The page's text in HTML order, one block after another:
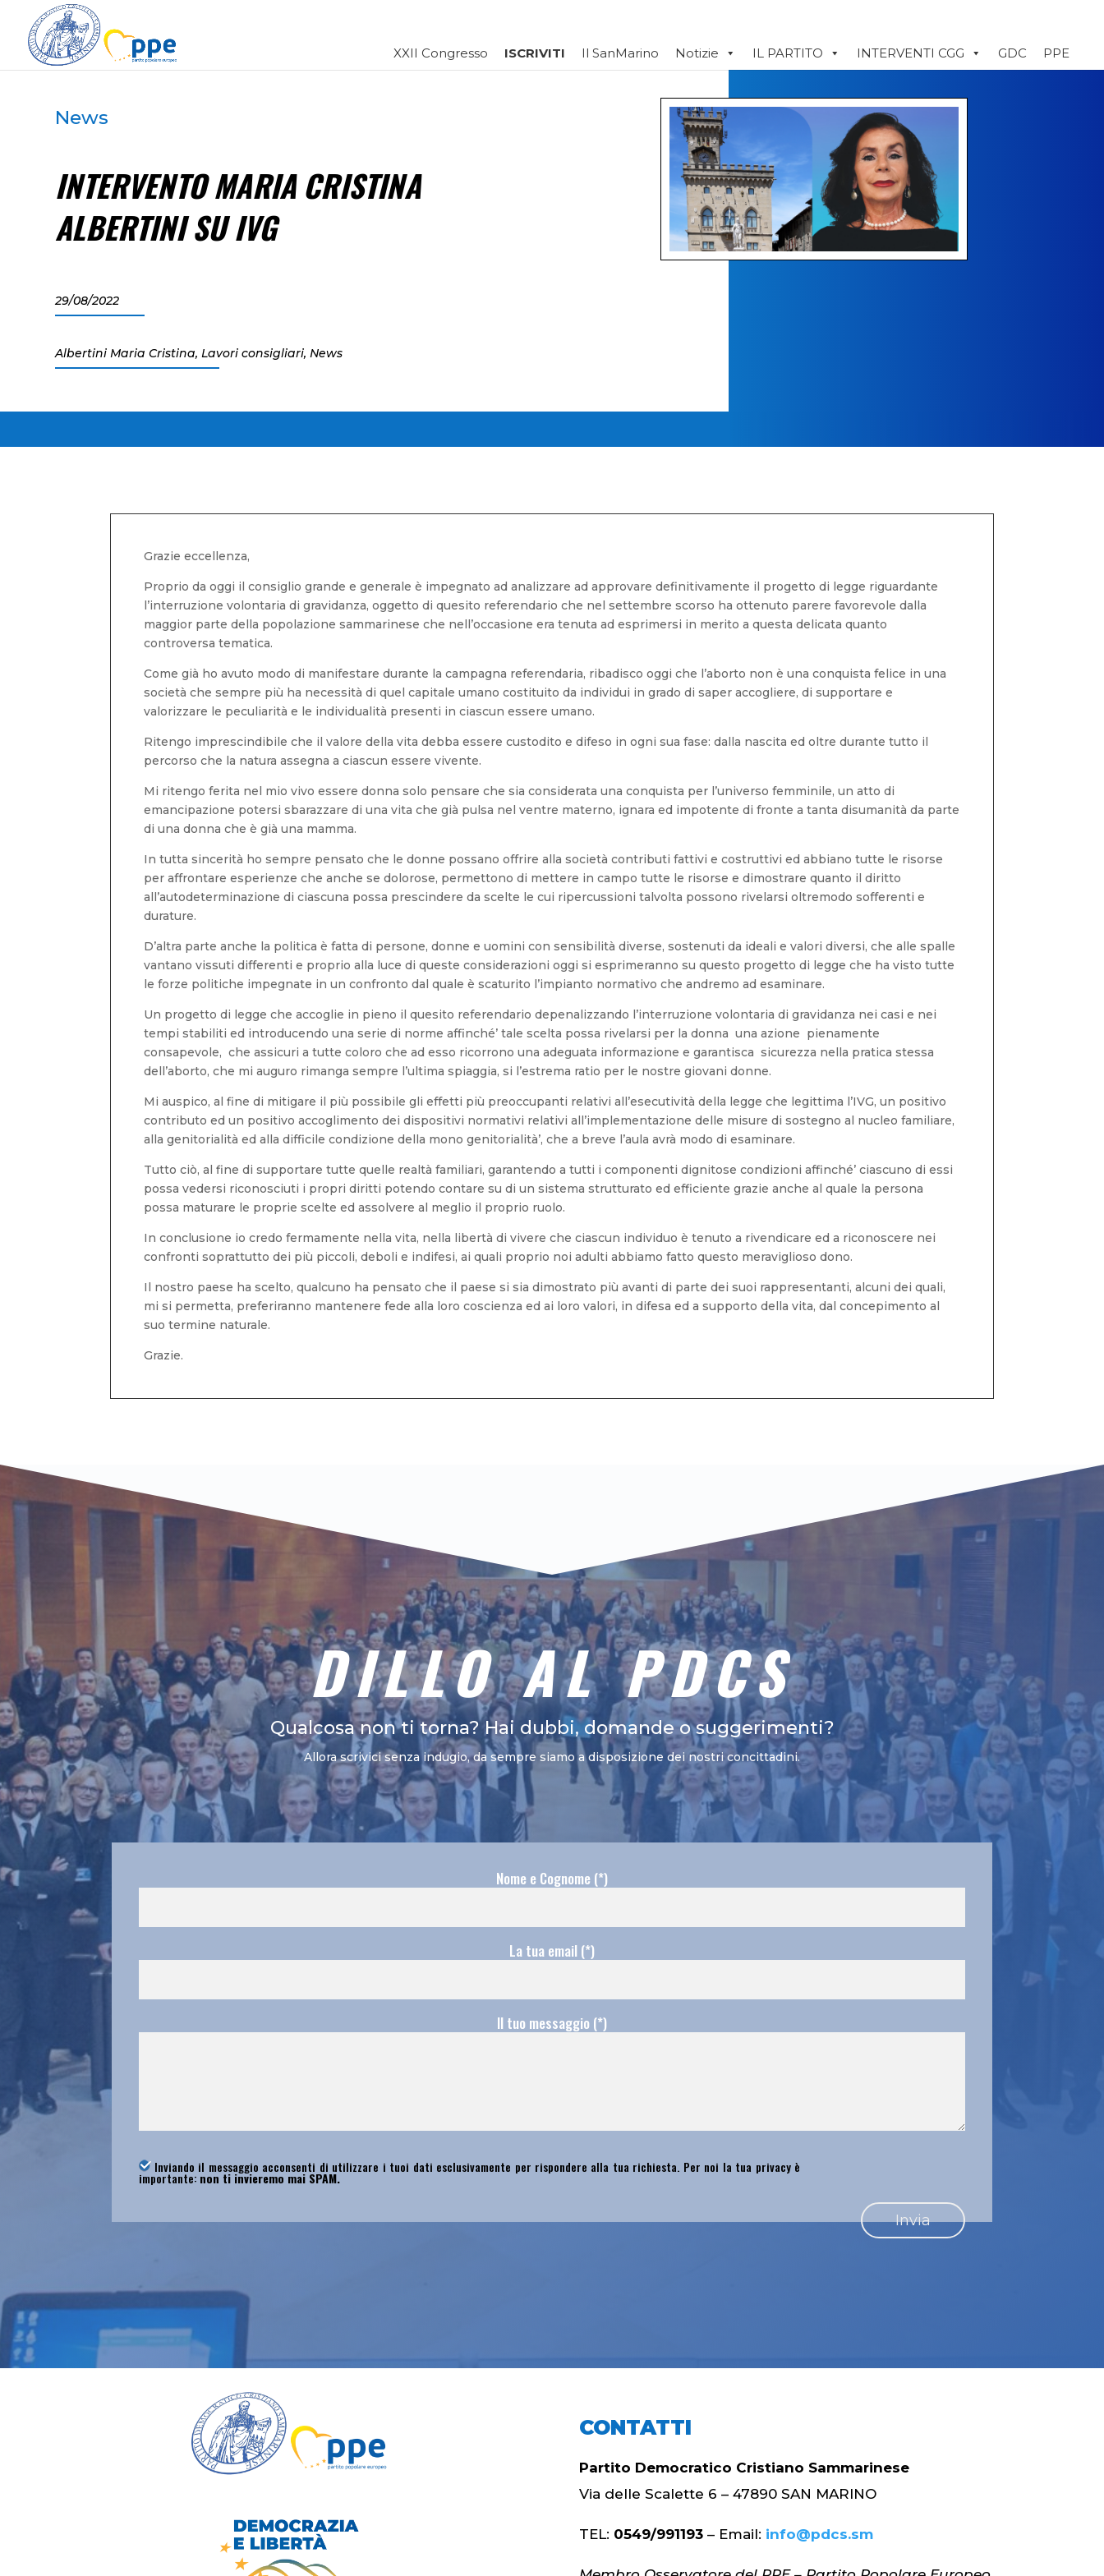
XXII Congresso ISCRIVITI Il SanMarino Notizie IL PARTITO INTERVENTI CGG GDC PPE
News
INTERVENTO MARIA CRISTINA
ALBERTINI SU IVG
29/08/2022
Albertini Maria Cristina,Lavori consigliari,News
Grazie eccellenza,
Proprio da oggi il consiglio grande e generale è impegnato ad analizzare ad approvare definitivamente il progetto di legge riguardante
l’interruzione volontaria di gravidanza, oggetto di quesito referendario che nel settembre scorso ha ottenuto parere favorevole dalla
maggior parte della popolazione sammarinese che nell’occasione era tenuta ad esprimersi in merito a questa delicata quanto
controversa tematica.
Come già ho avuto modo di manifestare durante la campagna referendaria, ribadisco oggi che l’aborto non è una conquista felice in una
società che sempre più ha necessità di quel capitale umano costituito da individui in grado di saper accogliere, di supportare e
valorizzare le peculiarità e le individualità presenti in ciascun essere umano.
Ritengo imprescindibile che il valore della vita debba essere custodito e difeso in ogni sua fase: dalla nascita ed oltre durante tutto il
percorso che la natura assegna a ciascun essere vivente.
Mi ritengo ferita nel mio vivo essere donna solo pensare che sia considerata una conquista per l’universo femminile, un atto di
emancipazione potersi sbarazzare di una vita che già pulsa nel ventre materno, ignara ed impotente di fronte a tanta disumanità da parte
di una donna che è già una mamma.
In tutta sincerità ho sempre pensato che le donne possano offrire alla società contributi fattivi e costruttivi ed abbiano tutte le risorse
per affrontare esperienze che anche se dolorose, permettono di mettere in campo tutte le risorse e dimostrare quanto il diritto
all’autodeterminazione di ciascuna possa prescindere da scelte le cui ripercussioni talvolta possono rivelarsi oltremodo sofferenti e
durature.
D’altra parte anche la politica è fatta di persone, donne e uomini con sensibilità diverse, sostenuti da ideali e valori diversi, che alle spalle
vantano vissuti differenti e proprio alla luce di queste considerazioni oggi si esprimeranno su questo progetto di legge che ha visto tutte
le forze politiche impegnate in un confronto dal quale è scaturito l’impianto normativo che andremo ad esaminare.
Un progetto di legge che accoglie in pieno il quesito referendario depenalizzando l’interruzione volontaria di gravidanza nei casi e nei
tempi stabiliti ed introducendo una serie di norme affinché’ tale scelta possa rivelarsi per la donna una azione pienamente
consapevole, che assicuri a tutte coloro che ad esso ricorrono una adeguata informazione e garantisca sicurezza nella pratica stessa
dell’aborto, che mi auguro rimanga sempre l’ultima spiaggia, si l’estrema ratio per le nostre giovani donne.
Mi auspico, al fine di mitigare il più possibile gli effetti più preoccupanti relativi all’esecutività della legge che legittima l’IVG, un positivo
contributo ed un positivo accoglimento dei dispositivi normativi relativi all’implementazione delle misure di sostegno al nucleo familiare,
alla genitorialità ed alla difficile condizione della mono genitorialità’, che a breve l’aula avrà modo di esaminare.
Tutto ciò, al fine di supportare tutte quelle realtà familiari, garantendo a tutti i componenti dignitose condizioni affinché’ ciascuno di essi
possa vedersi riconosciuti i propri diritti potendo contare su di un sistema strutturato ed efficiente grazie anche al quale la persona
possa maturare le proprie scelte ed assolvere al meglio il proprio ruolo.
In conclusione io credo fermamente nella vita, nella libertà di vivere che ciascun individuo è tenuto a rivendicare ed a riconoscere nei
confronti soprattutto dei più piccoli, deboli e indifesi, ai quali proprio noi adulti abbiamo fatto questo meraviglioso dono.
Il nostro paese ha scelto, qualcuno ha pensato che il paese si sia dimostrato più avanti di parte dei suoi rappresentanti, alcuni dei quali,
mi si permetta, preferiranno mantenere fede alla loro coscienza ed ai loro valori, in difesa ed a supporto della vita, dal concepimento al
suo termine naturale.
Grazie.
DILLO AL PDCS
Qualcosa non ti torna? Hai dubbi, domande o suggerimenti?
Allora scrivici senza indugio, da sempre siamo a disposizione dei nostri concittadini.
Nome e Cognome (*)
La tua email (*)
Il tuo messaggio (*)
Inviando il messaggio acconsenti di utilizzare i tuoi dati esclusivamente per rispondere alla tua richiesta. Per noi la tua privacy è
importante:non ti invieremo mai SPAM.
CONTATTI
Partito Democratico Cristiano Sammarinese
Via delle Scalette 6 – 47890 SAN MARINO
TEL: 0549/991193 – Email: info@pdcs.sm